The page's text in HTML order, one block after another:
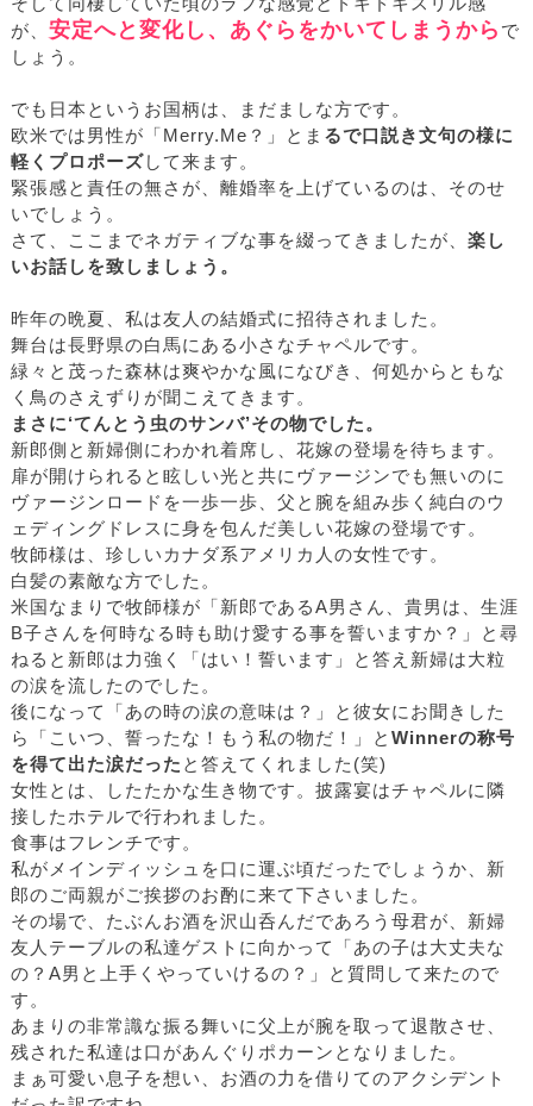
そして同棲していた頃のラフな感覚とドキドキスリル感
が、 安定へと変化し、あぐらをかいてしまうから で
しょう。
でも日本というお国柄は、まだましな方です。
欧米では男性が「Merry.Me？」とま るで口説き文句の様に
軽くプロポーズして来ます。
緊張感と責任の無さが、離婚率を上げているのは、そのせ
いでしょう。
さて、ここまでネガティブな事を綴ってきましたが、 楽し
いお話しを致しましょう。
昨年の晩夏、私は友人の結婚式に招待されました。
舞台は長野県の白馬にある小さなチャペルです。
緑々と茂った森林は爽やかな風になびき、何処からともな
く鳥のさえずりが聞こえてきます。
まさに‘てんとう虫のサンバ’その物でした。
新郎側と新婦側にわかれ着席し、花嫁の登場を待ちます。
扉が開けられると眩しい光と共にヴァージンでも無いのに
ヴァージンロードを一歩一歩、父と腕を組み歩く純白のウ
ェディングドレスに身を包んだ美しい花嫁の登場です。
牧師様は、珍しいカナダ系アメリカ人の女性です。
白髪の素敵な方でした。
米国なまりで牧師様が「新郎であるA男さん、貴男は、生涯
B子さんを何時なる時も助け愛する事を誓いますか？」と尋
ねると新郎は力強く「はい！誓います」と答え新婦は大粒
の涙を流したのでした。
後になって「あの時の涙の意味は？」と彼女にお聞きした
ら「こいつ、誓ったな！もう私の物だ！」と Winnerの称号
を得て出た涙だった と答えてくれました(笑)
女性とは、したたかな生き物です。披露宴はチャペルに隣
接したホテルで行われました。
食事はフレンチです。
私がメインディッシュを口に運ぶ頃だったでしょうか、新
郎のご両親がご挨拶のお酌に来て下さいました。
その場で、たぶんお酒を沢山呑んだであろう母君が、新婦
友人テーブルの私達ゲストに向かって「あの子は大丈夫な
の？A男と上手くやっていけるの？」と質問して来たので
す。
あまりの非常識な振る舞いに父上が腕を取って退散させ、
残された私達は口があんぐりポカーンとなりました。
まぁ可愛い息子を想い、お酒の力を借りてのアクシデント